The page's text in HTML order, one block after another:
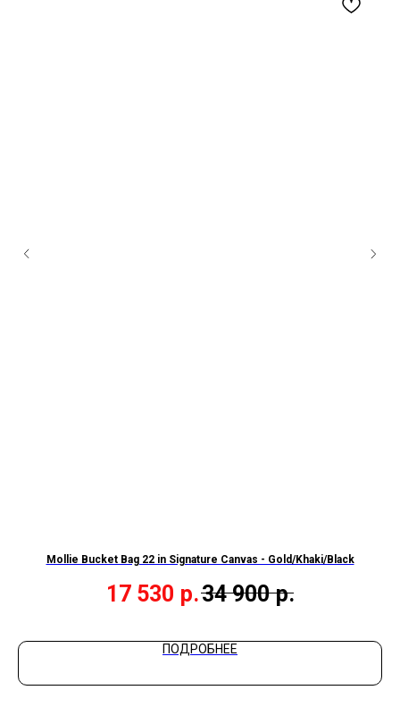
Mollie Bucket Bag 22 in Signature Canvas - Gold/Khaki/Black
17 530 р.34 900 р.
ПОДРОБНЕЕ